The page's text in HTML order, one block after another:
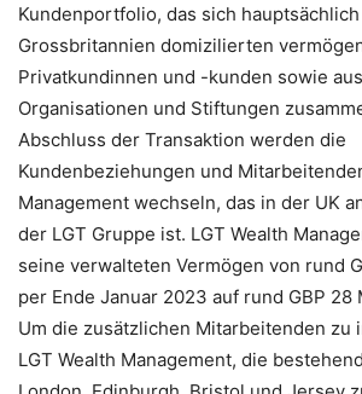
Kundenportfolio, das sich
Grossbritannien domizilierten
Privatkundinnen und -kunden sowie
Organisationen und Stiftungen
Abschluss der Transaktion werden die
Kundenbeziehungen und
Management wechseln, das in der UK
der LGT Gruppe ist. LGT Wealth
seine verwalteten Vermögen von rund
per Ende Januar 2023 auf rund GBP
Um die zusätzlichen Mitarbeitenden zu
LGT Wealth Management, die